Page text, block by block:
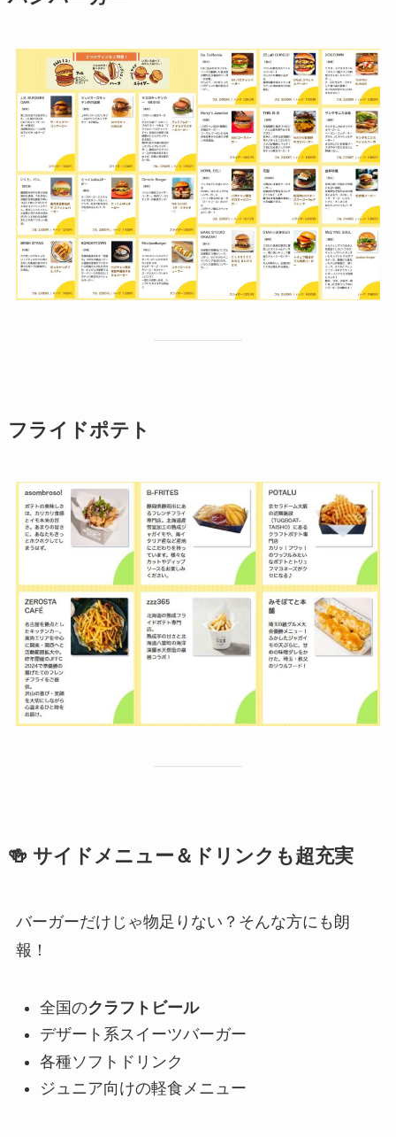
フライドポテト
🍻 サイドメニュー＆ドリンクも超充実
バーガーだけじゃ物足りない？そんな方にも朗
報！
全国のクラフトビール
デザート系スイーツバーガー
各種ソフトドリンク
ジュニア向けの軽食メニュー